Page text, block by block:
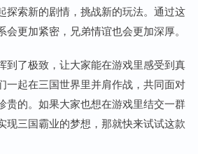
探索新的剧情，挑战新的玩法。通过这
更加紧密，兄弟情谊也会更加深厚。
到了极致，让大家能在游戏里感受到真
一起在三国世界里并肩作战，共同面对
贵的。如果大家也想在游戏里结交一群
现三国霸业的梦想，那就快来试试这款